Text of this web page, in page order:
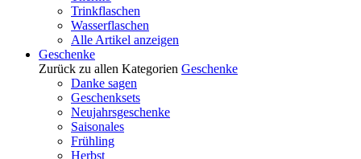
Trinkflaschen
Wasserflaschen
Alle Artikel anzeigen
Geschenke
Zurück zu allen Kategorien Geschenke
Danke sagen
Geschenksets
Neujahrsgeschenke
Saisonales
Frühling
Herbst